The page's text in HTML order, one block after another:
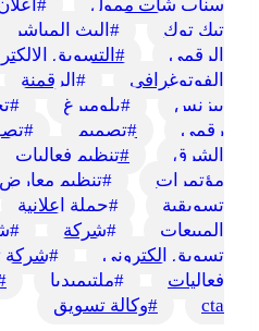
سناب شات ممول
#
تيك توك
# البث المباشر
الرقمي
# التسويق
الفوتوغرافي
# الرقمنة
بيزنس
#بلومبرغ #
رقمى
#تصميم #
الشرق
#تنظيم فعاليات
مؤتمرات
#تنظيم
تسويقية
#حملة إعلانية
المبيعات
#شركة #
تسويق الكتروني
#شركة
فعاليات
#ملتيميديا
cta
#وكالة تسويق